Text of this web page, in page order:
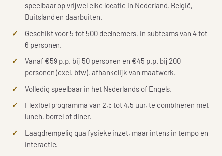
speelbaar op vrijwel elke locatie in Nederland, België,
Duitsland en daarbuiten.
Geschikt voor 5 tot 500 deelnemers, in subteams van 4 tot
6 personen.
Vanaf €59 p.p. bij 50 personen en €45 p.p. bij 200
personen (excl. btw), afhankelijk van maatwerk.
Volledig speelbaar in het Nederlands of Engels.
Flexibel programma van 2,5 tot 4,5 uur, te combineren met
lunch, borrel of diner.
Laagdrempelig qua fysieke inzet, maar intens in tempo en
interactie.